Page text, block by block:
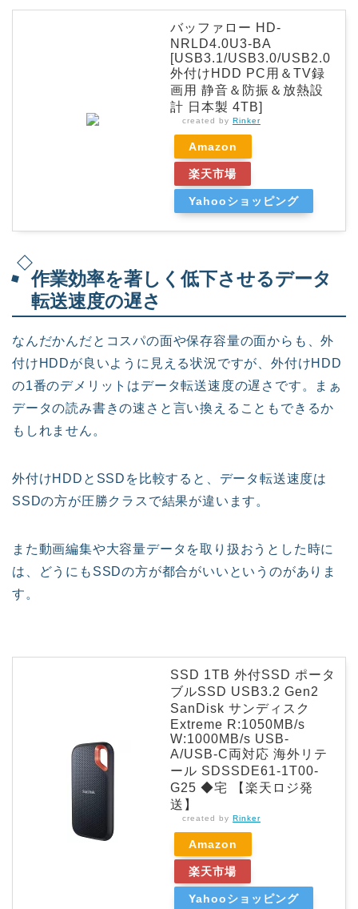
バッファロー HD-
NRLD4.0U3-BA
[USB3.1/USB3.0/USB2.0
外付けHDD PC用＆TV録
画用 静音＆防振＆放熱設
計 日本製 4TB]
created by Rinker
Amazon
楽天市場
Yahooショッピング
作業効率を著しく低下させるデータ
転送速度の遅さ
なんだかんだとコスパの面や保存容量の面からも、外
付けHDDが良いように見える状況ですが、外付けHDD
の1番のデメリットはデータ転送速度の遅さです。まぁ
データの読み書きの速さと言い換えることもできるか
もしれません。
外付けHDDとSSDを比較すると、データ転送速度は
SSDの方が圧勝クラスで結果が違います。
また動画編集や大容量データを取り扱おうとした時に
は、どうにもSSDの方が都合がいいというのがありま
す。
SSD 1TB 外付SSD ポータ
ブルSSD USB3.2 Gen2
SanDisk サンディスク
Extreme R:1050MB/s
W:1000MB/s USB-
A/USB-C両対応 海外リテ
ール SDSSDE61-1T00-
G25 ◆宅 【楽天ロジ発
送】
created by Rinker
Amazon
楽天市場
Yahooショッピング